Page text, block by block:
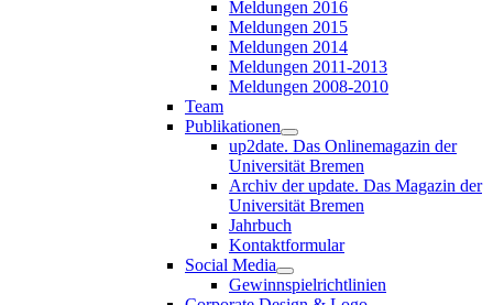
Meldungen 2016
Meldungen 2015
Meldungen 2014
Meldungen 2011-2013
Meldungen 2008-2010
Team
Publikationen
up2date. Das Onlinemagazin der
Universität Bremen
Archiv der update. Das Magazin der
Universität Bremen
Jahrbuch
Kontaktformular
Social Media
Gewinnspielrichtlinien